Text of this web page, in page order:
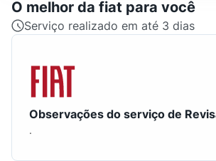
O melhor da fiat para você
Serviço realizado em até 3 dias
Observações do serviço de
.